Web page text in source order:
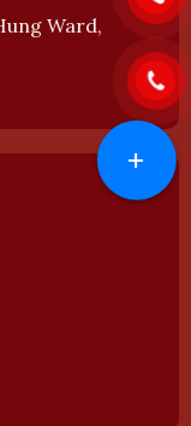
Ward,
+